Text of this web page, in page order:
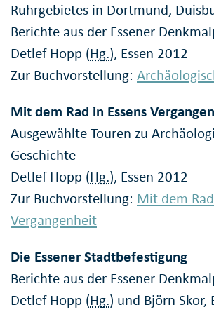
Ruhrgebietes in Dortmund,
Berichte aus der Essener
Detlef Hopp (Hg.), Essen 2012
Zur Buchvorstellung:
Mit dem Rad in Essens
Ausgewählte Touren zu
Geschichte
Detlef Hopp (Hg.), Essen 2012
Zur Buchvorstellung: Mit dem
Vergangenheit
Die Essener Stadtbefestigung
Berichte aus der Essener
Detlef Hopp (Hg.) und Björn Skor,